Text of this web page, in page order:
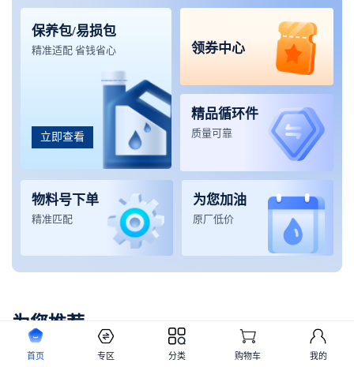
保养包/易损包
精准适配 省钱省心
立即查看
领券中心
精品循环件
质量可靠
物料号下单
精准匹配
为您加油
原厂低价
为您推荐
首页 专区 分类 购物车 我的